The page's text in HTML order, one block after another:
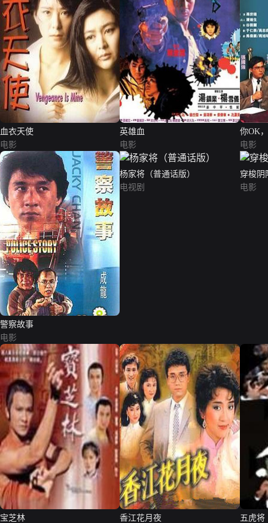
血衣天使
电影
英雄血
电影
你OK
电影
警察故事
电影
杨家将（普通话版）
电视剧
穿梭阴
电影
宝芝林
香江花月夜
五虎将